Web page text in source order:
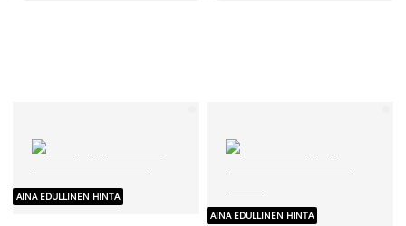
AINA EDULLINEN HINTA
AINA EDULLINEN HINTA